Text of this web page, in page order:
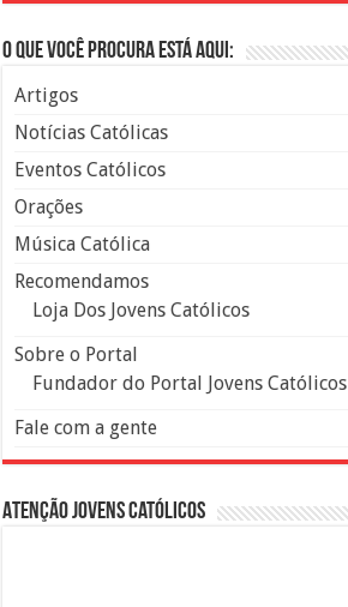
O que você procura está aqui:
Artigos
Notícias Católicas
Eventos Católicos
Orações
Música Católica
Recomendamos
Loja Dos Jovens Católicos
Sobre o Portal
Fundador do Portal Jovens Católicos
Fale com a gente
Atenção Jovens Católicos